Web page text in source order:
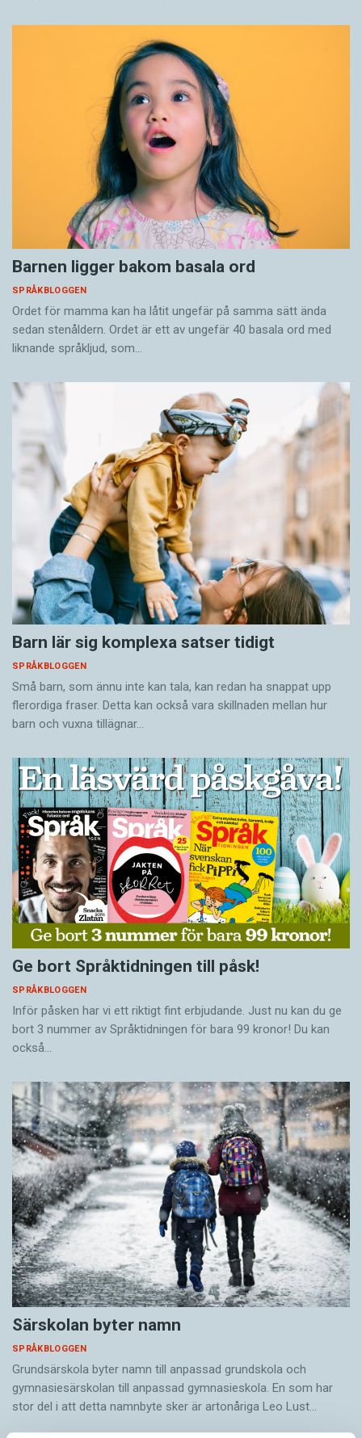
Barnen ligger bakom basala ord
SPRÅKBLOGGEN
Ordet för mamma kan ha låtit ungefär på samma sätt ända
sedan stenåldern. Ordet är ett av ungefär 40 basala ord med
liknande språkljud, som…
Barn lär sig komplexa satser tidigt
SPRÅKBLOGGEN
Små barn, som ännu inte kan tala, kan redan ha snappat upp
flerordiga fraser. Detta kan också vara skillnaden mellan hur
barn och vuxna tillägnar…
Ge bort Språktidningen till påsk!
SPRÅKBLOGGEN
Inför påsken har vi ett riktigt fint erbjudande. Just nu kan du ge
bort 3 nummer av Språktidningen för bara 99 kronor! Du kan
också…
Särskolan byter namn
SPRÅKBLOGGEN
Grundsärskola byter namn till anpassad grundskola och
gymnasiesärskolan till anpassad gymnasieskola. En som har
stor del i att detta namnbyte sker är artonåriga Leo Lust…